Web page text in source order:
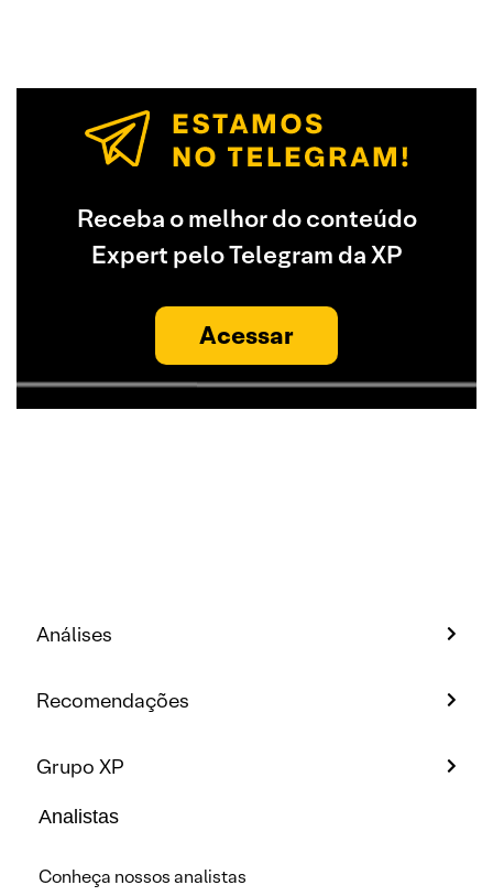
Receba o melhor do conteúdo
Expert pelo Telegram da XP
Acessar
Análises
Recomendações
Grupo XP
Analistas
Conheça nossos analistas